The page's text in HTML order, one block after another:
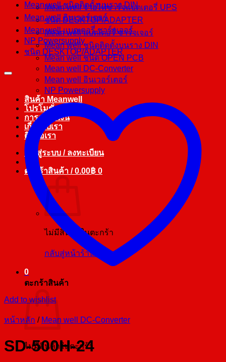
Mean well จ่ายไฟชาร์จแบตเตอรี่ UPS
ชนิด DESKTOP/ADAPTER
Mean well แบตเตอรี่ ชาร์จเจอร์
Mean well ชนิดติดตั้งบนราง DIN
Mean well ชนิด OPEN PCB
Mean well DC-Converter
Mean well อินเวอร์เตอร์
NP Powersupply
สินค้า Meanwell
โปรโมชั่น
การชำระเงิน
เกี่ยวกับเรา
ติดต่อเรา
เข้าสู่ระบบ / ลงทะเบียน
ตะกร้าสินค้า /0.00฿ 0
ไม่มีสินค้าในตะกร้า
กลับสู่หน้าร้านค้า
0
ตะกร้าสินค้า
ไม่มีสินค้าในตะกร้า
Mean well ชนิดติดตั้งบนราง DIN
Mean well อินเวอร์เตอร์
Mean well แบตเตอรี่ ชาร์จเจอร์
NP Powersupply
ชนิด DESKTOP/ADAPTER
Add to wishlist
หน้าหลัก / Mean well DC-Converter
SD-500H-24